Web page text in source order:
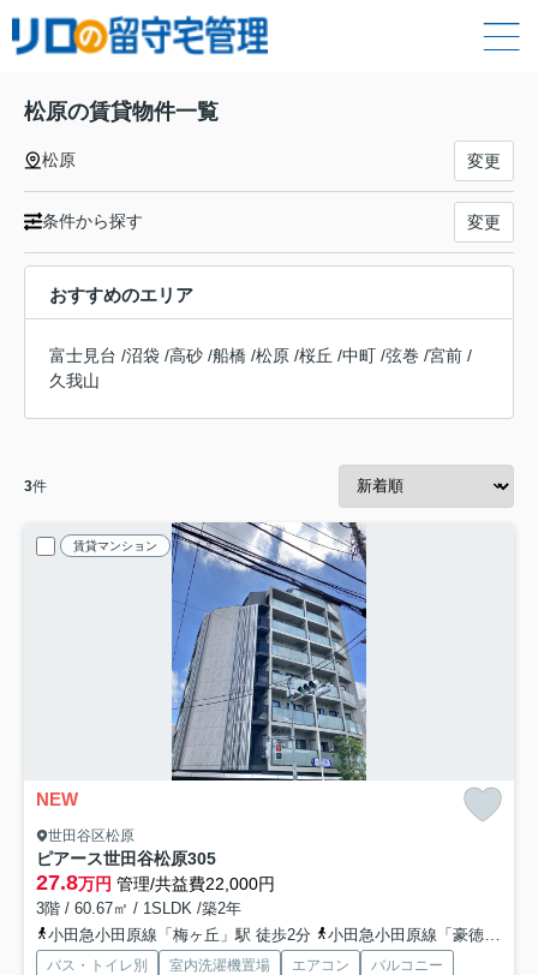
松原の賃貸物件一覧
松原 変更
条件から探す 変更
おすすめのエリア
富士見台 /沼袋 /高砂 /船橋 /松原 /桜丘 /中町 /弦巻 /宮前 /
久我山
3件
賃貸マンション
NEW
世田谷区松原
ピアース世田谷松原305
27.8万円 管理/共益費22,000円
3階 / 60.67㎡ / 1SLDK /築2年
小田急小田原線「梅ヶ丘」駅 徒歩2分
小田急小田原線「豪徳寺」駅 徒歩8分
バス・トイレ別 室内洗濯機置場 エアコン
バルコニー